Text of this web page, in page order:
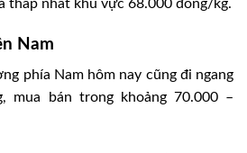
thấp nhất khu vực 68.000 đồng/kg.
Nam
phía Nam hôm nay cũng đi ngang
mua bán trong khoảng 70.000 –